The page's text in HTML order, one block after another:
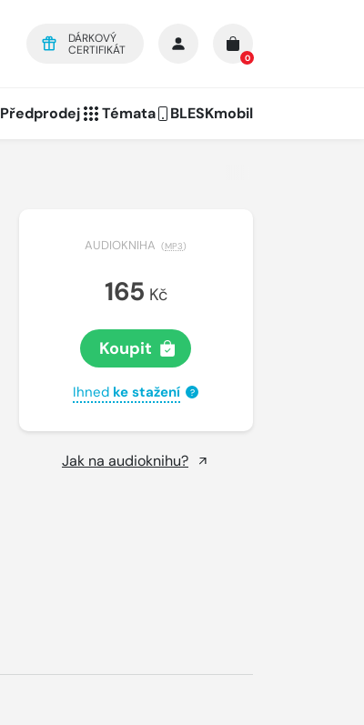
DÁRKOVÝ
CERTIFIKÁT
0
Předprodej Témata BLESKmobil
AUDIOKNIHA (MP3)
165 Kč
Koupit
Ihned ke stažení ?
Jak na audioknihu?